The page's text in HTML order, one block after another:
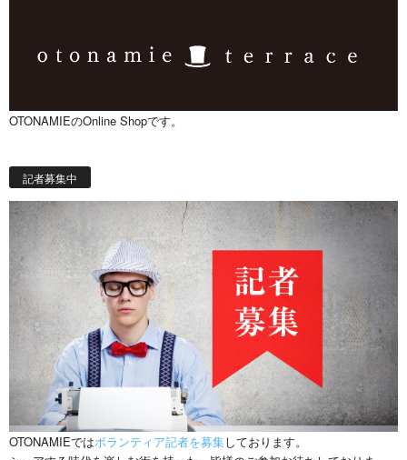
OTONAMIEのOnline Shopです。
記者募集中
OTONAMIEではボランティア記者を募集しております。